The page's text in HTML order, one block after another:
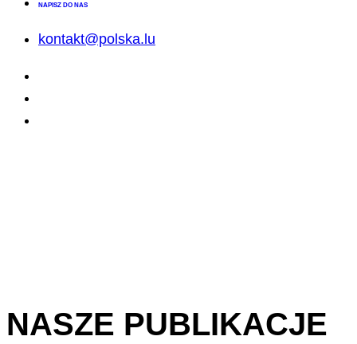
NAPISZ DO NAS
kontakt@polska.lu
NASZE PUBLIKACJE